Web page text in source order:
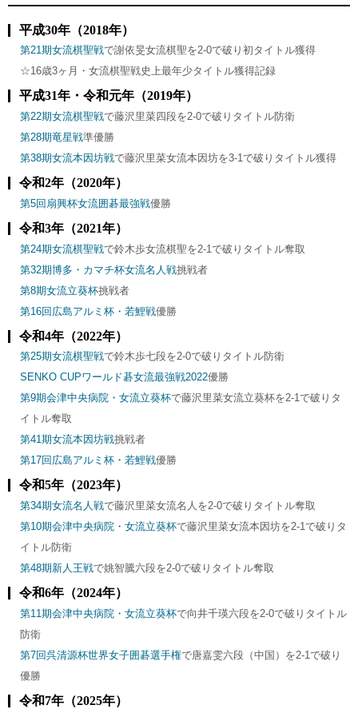
平成30年（2018年）
第21期女流棋聖戦で謝依旻女流棋聖を2-0で破り初タイトル獲得
☆16歳3ヶ月・女流棋聖戦史上最年少タイトル獲得記録
平成31年・令和元年（2019年）
第22期女流棋聖戦で藤沢里菜四段を2-0で破りタイトル防衛
第28期竜星戦準優勝
第38期女流本因坊戦で藤沢里菜女流本因坊を3-1で破りタイトル獲得
令和2年（2020年）
第5回扇興杯女流囲碁最強戦優勝
令和3年（2021年）
第24期女流棋聖戦で鈴木歩女流棋聖を2-1で破りタイトル奪取
第32期博多・カマチ杯女流名人戦挑戦者
第8期女流立葵杯挑戦者
第16回広島アルミ杯・若鯉戦優勝
令和4年（2022年）
第25期女流棋聖戦で鈴木歩七段を2-0で破りタイトル防衛
SENKO CUPワールド碁女流最強戦2022優勝
第9期会津中央病院・女流立葵杯で藤沢里菜女流立葵杯を2-1で破りタ
イトル奪取
第41期女流本因坊戦挑戦者
第17回広島アルミ杯・若鯉戦優勝
令和5年（2023年）
第34期女流名人戦で藤沢里菜女流名人を2-0で破りタイトル奪取
第10期会津中央病院・女流立葵杯で藤沢里菜女流本因坊を2-1で破りタ
イトル防衛
第48期新人王戦で姚智騰六段を2-0で破りタイトル奪取
令和6年（2024年）
第11期会津中央病院・女流立葵杯で向井千瑛六段を2-0で破りタイトル
防衛
第7回呉清源杯世界女子囲碁選手権で唐嘉雯六段（中国）を2-1で破り
優勝
令和7年（2025年）